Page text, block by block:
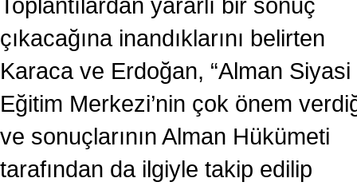
çıkacağına inandıklarını belirten
Karaca ve Erdoğan, “Alman Siyasi
Eğitim Merkezi’nin çok önem
ve sonuçlarının Alman Hükümeti
tarafından da ilgiyle takip edilip